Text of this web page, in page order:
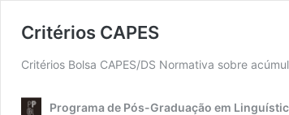
Critérios CAPES
Critérios Bolsa CAPES/DS Normativa sobre
Programa de Pós-Graduação em